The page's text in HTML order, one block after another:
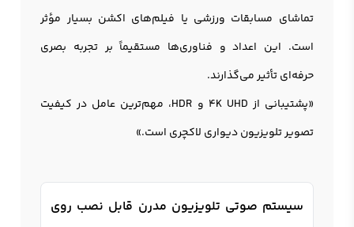
تماشای مسابقات ورزشی یا فیلم‌های اکشن بسیار مؤثر
است. این اعداد و فناوری‌ها مستقیماً بر تجربه بصری
حرفه‌ای تأثیر می‌گذارند.
«پشتیبانی از 4K UHD و HDR، مهم‌ترین عامل در کیفیت
تصویر تلویزیون دیواری لاکچری است.»
سیستم صوتی تلویزیون مدرن قابل نصب روی